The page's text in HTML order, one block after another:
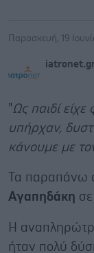
Παρασκευή, 19
" Ως παιδί είχε
υπήρχαν,
κάνουμε με
Τα παραπάνω
Αγαπηδάκη
Η
ήταν πολύ